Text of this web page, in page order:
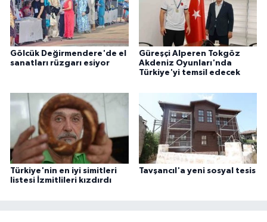
Gölcük Değirmendere'de el
sanatları rüzgarı esiyor
Güreşçi Alperen Tokgöz
Akdeniz Oyunları'nda
Türkiye'yi temsil edecek
Türkiye'nin en iyi simitleri
listesi İzmitlileri kızdırdı
Tavşancıl'a yeni sosyal tesis